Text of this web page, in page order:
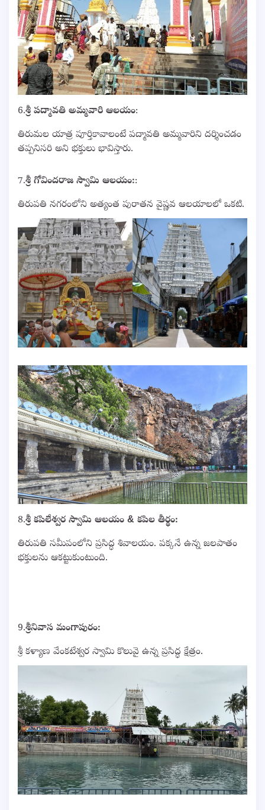
6.శ్రీ పద్మావతి అమ్మవారి ఆలయం:
తిరుమల యాత్ర పూర్తికావాలంటే పద్మావతి అమ్మవారిని దర్శించడం
తప్పనిసరి అని భక్తులు భావిస్తారు.
7.శ్రీ గోవిందరాజ స్వామి ఆలయం::
తిరుపతి నగరంలోని అత్యంత పురాతన వైష్ణవ ఆలయాలలో ఒకటి.
8.శ్రీ కపిలేశ్వర స్వామి ఆలయం & కపిల తీర్థం:
తిరుపతి సమీపంలోని ప్రసిద్ధ శివాలయం. పక్కనే ఉన్న జలపాతం
భక్తులను ఆకట్టుకుంటుంది.
9.శ్రీనివాస మంగాపురం:
శ్రీ కళ్యాణ వేంకటేశ్వర స్వామి కొలువై ఉన్న ప్రసిద్ధ క్షేత్రం.